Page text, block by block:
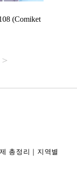
(Comiket
총정리｜지역별